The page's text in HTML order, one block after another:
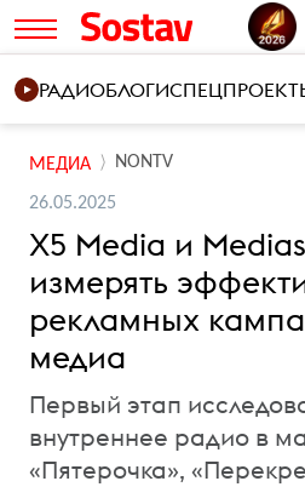
РАДИОБЛОГИ
МЕДИА NONTV
26.05.2025
X5 Media и
измерять
рекламных
медиа
Первый этап
внутреннее радио в
«Пятерочка»,